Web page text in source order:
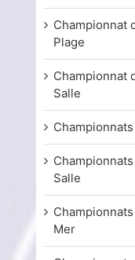
Brevet Argent d’Aviron
résultats du test 2
Championnat
Plage
Championnat
Salle
Salle
Mer